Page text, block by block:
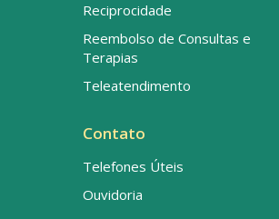
Reciprocidade
Reembolso de Consultas e
Terapias
Teleatendimento
Contato
Telefones Úteis
Ouvidoria